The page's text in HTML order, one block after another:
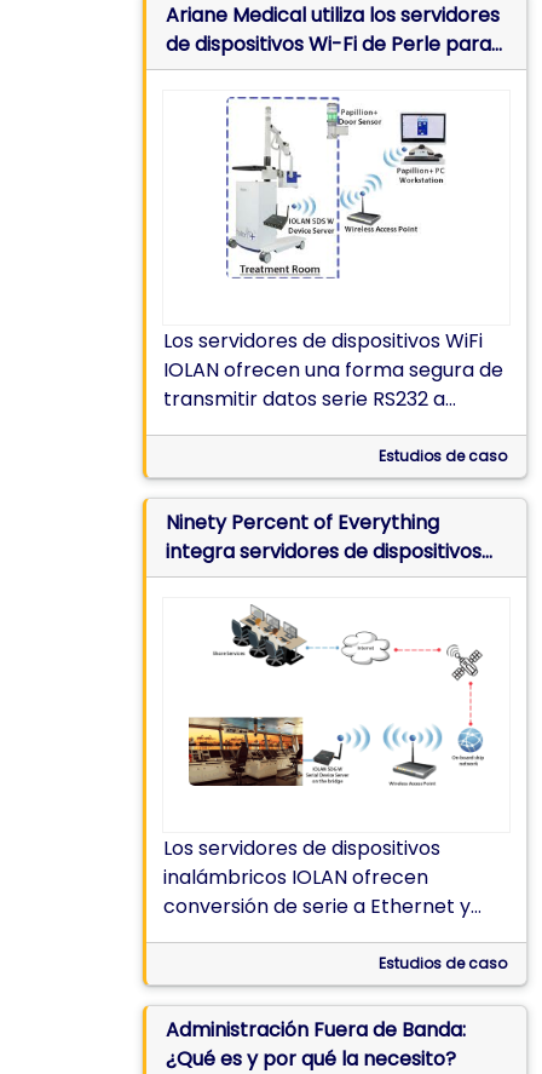
Ariane Medical utiliza los servidores
de dispositivos Wi-Fi de Perle para
hacer su sistema Papillon+
inalámbrico y portátil
Los servidores de dispositivos WiFi
IOLAN ofrecen una forma segura de
transmitir datos serie RS232 a
través de Wi-Fi en un sistema
portátil para el tratamiento del
cáncer
Estudios de caso
Ninety Percent of Everything
integra servidores de dispositivos
inalámbricos de Perle para la
transmisión de datos en los barcos
Los servidores de dispositivos
inalámbricos IOLAN ofrecen
conversión de serie a Ethernet y
permiten a 90POE transmitir y
acceder a los datos de los equipos
de navegación con puertos de
comunicación serie RS422 a través
de WiFi.
Estudios de caso
Administración Fuera de Banda:
¿Qué es y por qué la necesito?